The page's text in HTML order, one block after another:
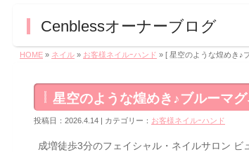
Cenblessオーナーブログ
HOME » ネイル » お客様ネイルｰハンド » [ 星空のような煌めき♪
星空のような煌めき♪ブルーマ
投稿日：2026.4.14 | カテゴリー： お客様ネイルｰハンド
成増徒歩3分のフェイシャル・ネイルサロン